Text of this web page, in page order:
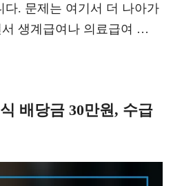
다. 문제는 여기서 더 나아가
생계급여나 의료급여 …
배당금 30만원, 수급